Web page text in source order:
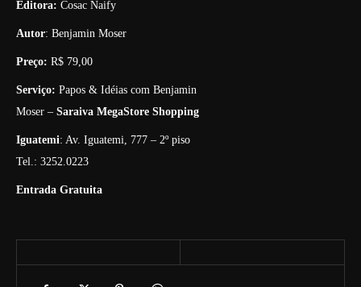
Editora: Cosac Naify
Autor: Benjamin Moser
Preço: R$ 79,00
Serviço: Papos & Idéias com Benjamin
Moser – Saraiva MegaStore Shopping
Iguatemi: Av. Iguatemi, 777 – 2º piso
Tel.: 3252.0223
Entrada Gratuita